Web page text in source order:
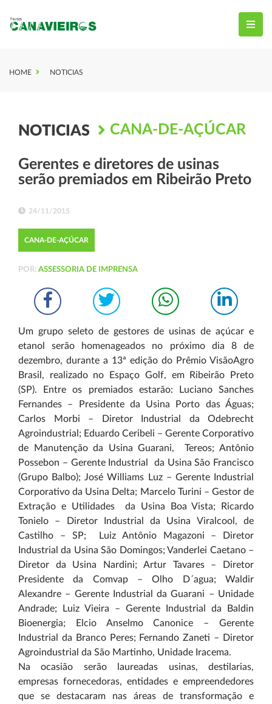
HOME NOTICIAS
NOTICIAS CANA-DE-AÇÚCAR
Gerentes e diretores de usinas
serão premiados em Ribeirão Preto
24/11/2015
CANA-DE-AÇÚCAR
POR: ASSESSORIA DE IMPRENSA
Um grupo seleto de gestores de usinas de açúcar e
etanol serão homenageados no próximo dia 8 de
dezembro, durante a 13ª edição do Prêmio VisãoAgro
Brasil, realizado no Espaço Golf, em Ribeirão Preto
(SP). Entre os premiados estarão: Luciano Sanches
Fernandes – Presidente da Usina Porto das Águas;
Carlos Morbi – Diretor Industrial da Odebrecht
Agroindustrial; Eduardo Ceribeli – Gerente Corporativo
de Manutenção da Usina Guarani, Tereos; Antônio
Possebon – Gerente Industrial da Usina São Francisco
(Grupo Balbo); José Williams Luz – Gerente Industrial
Corporativo da Usina Delta; Marcelo Turini – Gestor de
Extração e Utilidades da Usina Boa Vista; Ricardo
Tonielo – Diretor Industrial da Usina Viralcool, de
Castilho – SP; Luiz Antônio Magazoni – Diretor
Industrial da Usina São Domingos; Vanderlei Caetano –
Diretor da Usina Nardini; Artur Tavares – Diretor
Presidente da Comvap – Olho D´agua; Waldir
Alexandre – Gerente Industrial da Guarani – Unidade
Andrade; Luiz Vieira – Gerente Industrial da Baldin
Bioenergia; Elcio Anselmo Canonice – Gerente
Industrial da Branco Peres; Fernando Zaneti – Diretor
Agroindustrial da São Martinho, Unidade Iracema.
Na ocasião serão laureadas usinas, destilarias,
empresas fornecedoras, entidades e empreendedores
que se destacaram nas áreas de transformação e